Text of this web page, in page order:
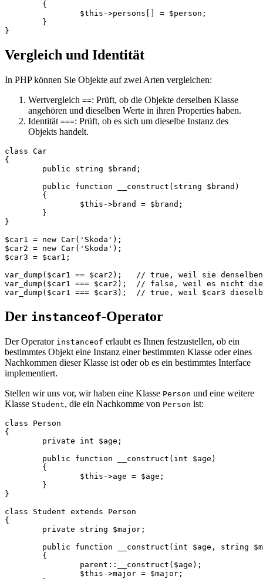
Vergleich und Identität
In PHP können Sie Objekte auf zwei Arten vergleichen:
Wertvergleich ==: Prüft, ob die Objekte derselben Klasse
angehören und dieselben Werte in ihren Properties haben.
Identität ===: Prüft, ob es sich um dieselbe Instanz des
Objekts handelt.
class Car
{
}
$car1 = new Car('Skoda');
$car2 = new Car('Skoda');
$car3 = $car1;
var_dump($car1 == $car2);   // true, weil sie denselben
var_dump($car1 === $car2);  // false, weil es nicht
Der instanceof-Operator
Der Operator instanceof erlaubt es Ihnen festzustellen, ob ein
bestimmtes Objekt eine Instanz einer bestimmten Klasse oder eines
Nachkommen dieser Klasse ist oder ob es ein bestimmtes Interface
implementiert.
Stellen wir uns vor, wir haben eine Klasse Person und eine weitere
Klasse Student, die ein Nachkomme von Person ist:
class Person
{
}
class Student extends Person
{